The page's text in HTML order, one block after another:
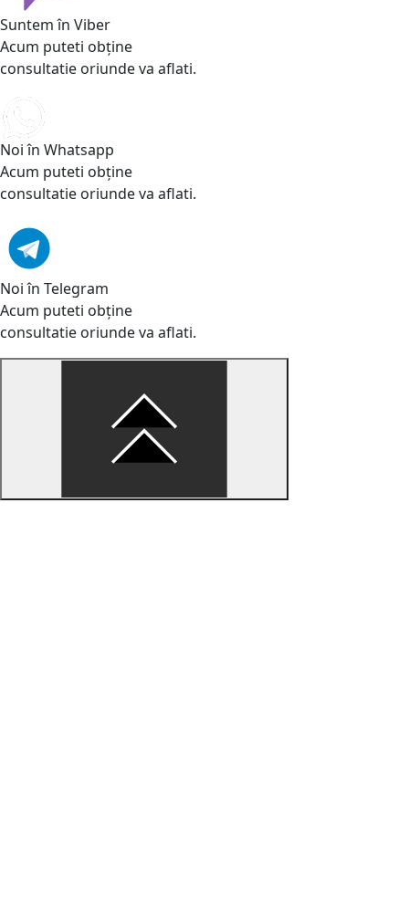
Suntem în Viber
Acum puteti obține
consultatie oriunde va aflati.
Noi în Whatsapp
Acum puteti obține
consultatie oriunde va aflati.
Noi în Telegram
Acum puteti obține
consultatie oriunde va aflati.